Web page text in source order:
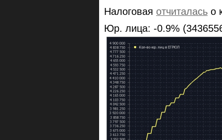
Налоговая отчиталась о
Юр. лица: -0.9%